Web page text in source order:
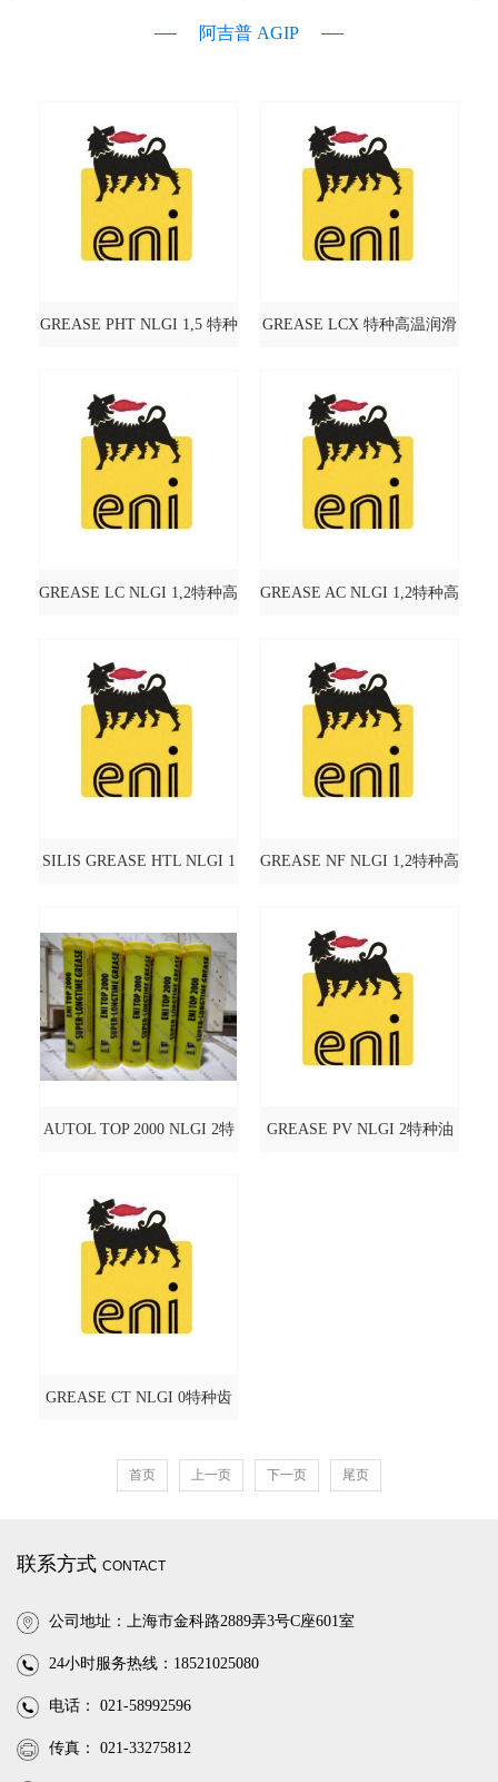
阿吉普 AGIP
GREASE PHT NLGI 1,5 特种 GREASE LCX 特种高温润滑
GREASE LC NLGI 1,2特种高 GREASE AC NLGI 1,2特种高
SILIS GREASE HTL NLGI 1
普
GREASE NF NLGI 1,2特种高
AUTOL TOP 2000 NLGI 2特 GREASE PV NLGI 2特种油
GREASE CT NLGI 0特种齿
首页 上一页 下一页 尾页
联系方式 CONTACT
公司地址：上海市金科路2889弄3号C座601室
24小时服务热线：18521025080
电话： 021-58992596
传真： 021-33275812